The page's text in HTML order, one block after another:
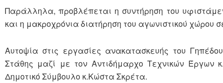
Παράλληλα, προβλέπεται η συντήρηση του
και η μακροχρόνια διατήρηση του αγωνιστικού χώρου
Αυτοψία στις εργασίες ανακατασκευής του
Στάθης μαζί με τον Αντιδήμαρχο Τεχνικών Έργων
Δημοτικό Σύμβουλο κ.Κώστα Σκρέτα.